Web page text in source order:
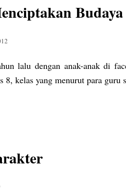
lalu dengan anak-anak di
8, kelas yang menurut para guru